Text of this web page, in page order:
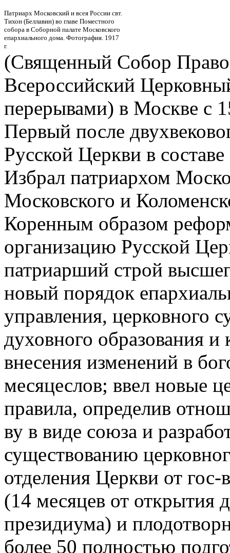
Патриарх Московский и всея России свт.
Тихон (Беллавин) во главе Поместного
собора в Соборной палате Московского
епархиального дома. Фотография. 1917
г.
(Священный Собор
Всероссийский
перерывами) в Москве с
Первый после
Русской Церкви в
Избрал патриархом
Московского и
Коренным образом
организацию Русской
патриарший строй
новый порядок
управления, церковного
духовного образования
внесения изменений в
месяцеслов; ввел новые
правила, определив
ву в виде союза и
существованию
отделения Церкви от
(14 месяцев от открытия
президиума) и
более 50 полностью